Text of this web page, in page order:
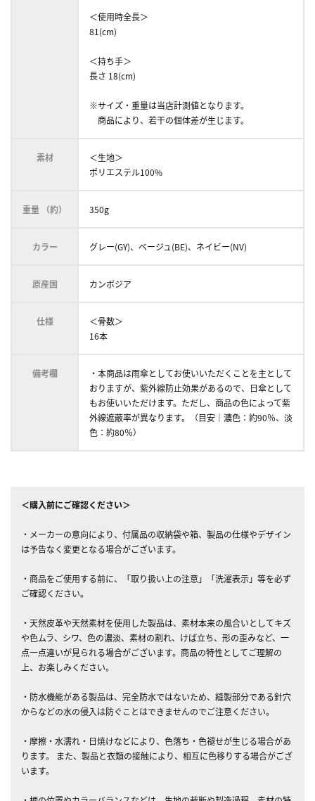
＜使用時全長＞
81(cm)
＜持ち手＞
長さ 18(cm)
※サイズ・重量は当店計測値となります。
商品により、若干の個体差が生じます。
素材
＜生地＞
ポリエステル100%
重量 （約） 350g
カラー グレー(GY)、ベージュ(BE)、ネイビー(NV)
原産国 カンボジア
仕様
＜骨数＞
16本
備考欄
・本商品は雨傘としてお使いいただくことを主として
おりますが、紫外線防止効果があるので、日傘として
もお使いいただけます。ただし、商品の色によって紫
外線遮蔽率が異なります。（目安｜濃色：約90％、淡
色：約80％）
＜購入前にご確認ください＞
・メーカーの意向により、付属品の収納袋や箱、製品の仕様やデザイン
は予告なく変更となる場合がございます。
・商品をご使用する前に、「取り扱い上の注意」「洗濯表示」等を必ず
ご確認ください。
・天然皮革や天然素材を使用した製品は、素材本来の風合いとしてキズ
や色ムラ、シワ、色の濃淡、素材の割れ、けば立ち、形の歪みなど、一
点一点違いが見られる場合がございます。商品の特性としてご理解の
上、お楽しみください。
・防水機能がある製品は、完全防水ではないため、縫製部分である針穴
からなどの水の侵入は防ぐことはできませんのでご注意ください。
・摩擦・水濡れ・日焼けなどにより、色落ち・色褪せが生じる場合があ
ります。 また、製品と衣類の接触により、相互に色移りする場合がござ
います。